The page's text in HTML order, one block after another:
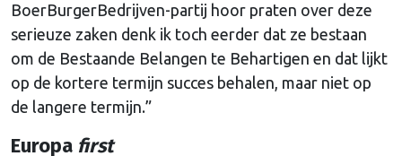
BoerBurgerBedrijven-partij hoor praten over deze
serieuze zaken denk ik toch eerder dat ze bestaan
om de Bestaande Belangen te Behartigen en dat lijkt
op de kortere termijn succes behalen, maar niet op
de langere termijn.”
Europa first